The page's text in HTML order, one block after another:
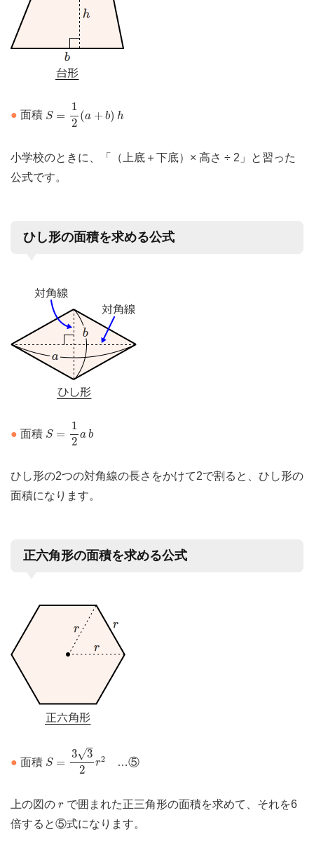
● 面積 S =
1
2
(a + b) h
2(
小学校のときに、「（上底＋下底）× 高さ ÷ 2」と習った
公式です。
ひし形の面積を求める公式
● 面積 S =
1
2 ab
2a
ひし形の2つの対角線の長さをかけて2で割ると、ひし形の
面積になります。
正六角形の面積を求める公式
● 面積 S =
3√3
2
r2
2 2
…⑤
上の図の r
r で囲まれた正三角形の面積を求めて、それを6
倍すると⑤式になります。